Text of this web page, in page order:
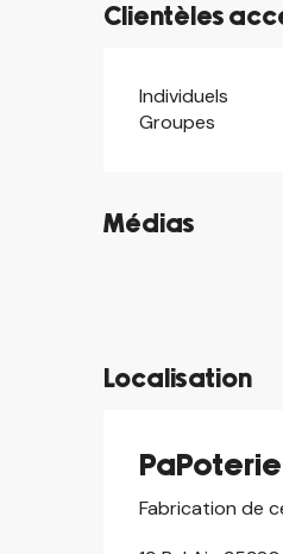
Clientèles
Individuels
Groupes
Médias
©
Localisation
Fabrication de